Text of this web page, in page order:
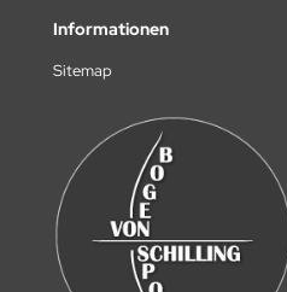
Informationen
Sitemap